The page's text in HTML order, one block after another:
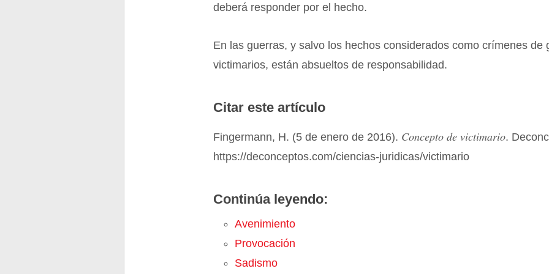
deberá responder por el hecho.
En las guerras, y salvo los hechos considerados como crímenes de
victimarios, están absueltos de responsabilidad.
Citar este artículo
Fingermann, H. (5 de enero de 2016). Concepto de victimario.
https://deconceptos.com/ciencias-juridicas/victimario
Continúa leyendo:
Avenimiento
Provocación
Sadismo